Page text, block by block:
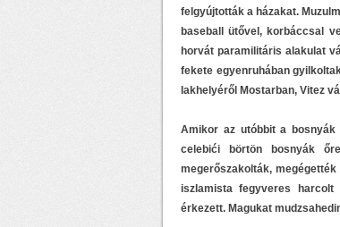
felgyújtották a házakat.
baseball ütővel, korbáccsal
horvát paramilitáris alakulat
fekete egyenruhában
lakhelyéről Mostarban, Vitez
Amikor az utóbbit a
celebići börtön bosnyák
megerőszakolták,
iszlamista fegyveres harcolt
érkezett. Magukat